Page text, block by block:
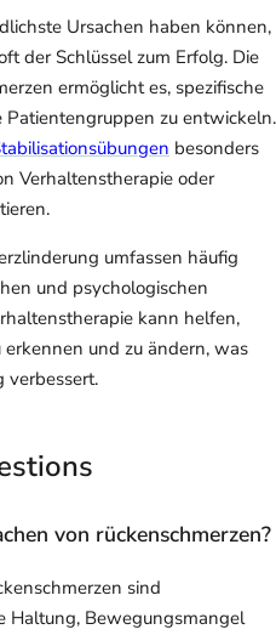
Ursachen haben können,
der Schlüssel zum Erfolg. Die
ermöglicht es, spezifische
zu entwickeln.
besonders
Verhaltenstherapie oder
umfassen häufig
und psychologischen
kann helfen,
und zu ändern, was
verbessert.
von rückenschmerzen?
sind
Haltung, Bewegungsmangel